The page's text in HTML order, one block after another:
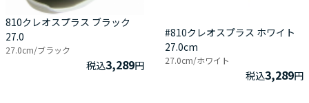
810クレオスプラス ブラック
27.0
27.0cm/ブラック
税込3,289円
#810クレオスプラス ホワイト
27.0cm
27.0cm/ホワイト
税込3,289円